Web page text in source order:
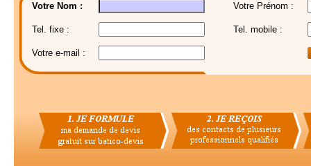
Votre Nom : Votre Prénom :
Tel. fixe : Tel. mobile :
Votre e-mail :